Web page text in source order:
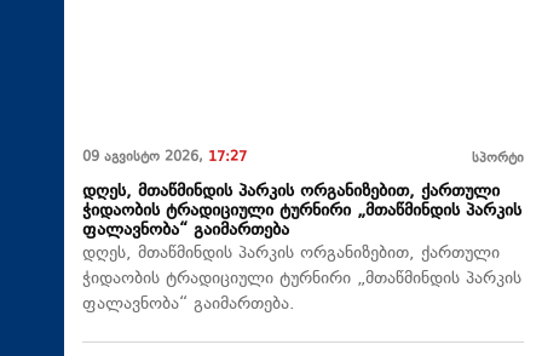
09 აგვისტო 2026, 17:27 სპორტი
დღეს, მთაწმინდის პარკის ორგანიზებით, ქართული
ჭიდაობის ტრადიციული ტურნირი „მთაწმინდის პარკის
ფალავნობა“ გაიმართება
დღეს, მთაწმინდის პარკის ორგანიზებით, ქართული
ჭიდაობის ტრადიციული ტურნირი „მთაწმინდის პარკის
ფალავნობა“ გაიმართება.